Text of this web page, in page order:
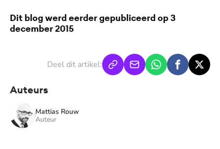
Dit blog werd eerder gepubliceerd op 3
december 2015
Deel dit artikel:
Auteurs
Mattias Rouw
Auteur